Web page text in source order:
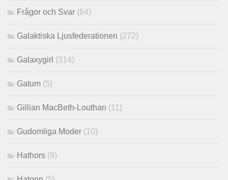
Frågor och Svar (64)
Galaktiska Ljusfederationen (272)
Galaxygirl (314)
Gatum (5)
Gillian MacBeth-Louthan (11)
Gudomliga Moder (10)
Hathors (9)